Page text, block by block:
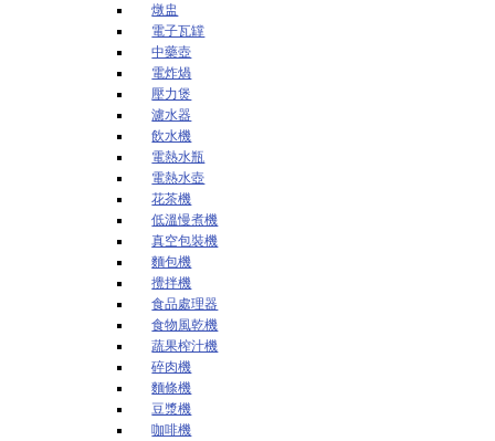
燉盅
電子瓦罉
中藥壺
電炸煱
壓力煲
濾水器
飲水機
電熱水瓶
電熱水壺
花茶機
低溫慢煮機
真空包裝機
麵包機
攪拌機
食品處理器
食物風乾機
蔬果榨汁機
碎肉機
麵條機
豆漿機
咖啡機